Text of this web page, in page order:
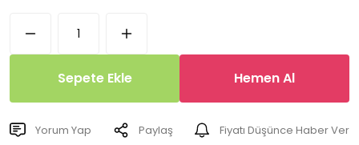
Sepete Ekle Hemen Al
Yorum Yap Paylaş Fiyatı Düşünce Haber Ver